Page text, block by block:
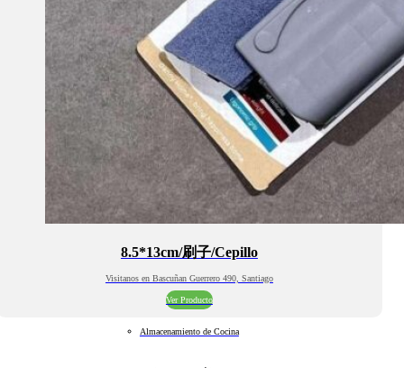
8.5*13cm/刷子/Cepillo
Visitanos en Bascuñan Guerrero 490, Santiago
Ver Producto
Almacenamiento de Cocina